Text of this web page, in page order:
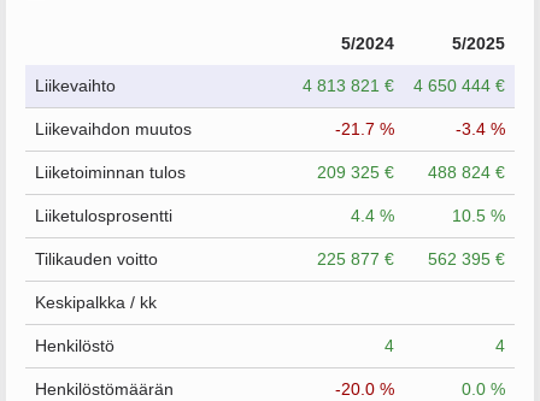
5/2024 5/2025
Liikevaihto 4 813 821 € 4 650 444 €
Liikevaihdon muutos -21.7 % -3.4 %
Liiketoiminnan tulos 209 325 € 488 824 €
Liiketulosprosentti 4.4 % 10.5 %
Tilikauden voitto 225 877 € 562 395 €
Keskipalkka / kk
Henkilöstö 4 4
Henkilöstömäärän
-20.0 % 0.0 %